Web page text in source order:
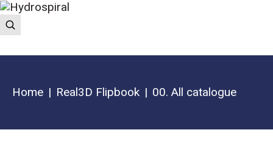
Home Real3D Flipbook 00. All catalogue